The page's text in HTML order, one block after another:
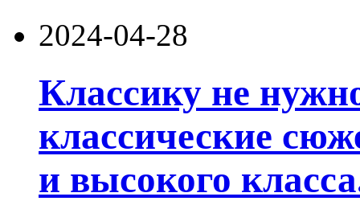
2024-04-28
Классику не
классические
и высокого